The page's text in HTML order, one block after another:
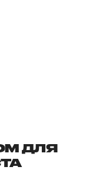
ДЛЯ